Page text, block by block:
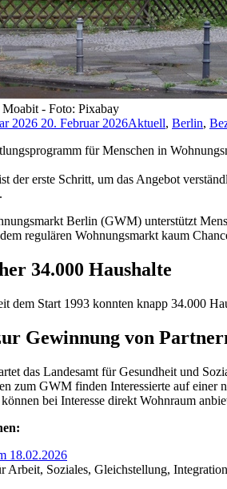
- Foto: Pixabay
2026 20. Februar 2026Aktuell, Berlin,
für Menschen in
der erste Schritt, um das Angebot
Berlin (GWM) unterstützt
regulären Wohnungsmarkt kaum
34.000 Haushalte
dem Start 1993 konnten knapp 34.000
Gewinnung von
das Landesamt für Gesundheit und
zum GWM finden Interessierte auf einer
bei Interesse direkt Wohnraum
18.02.2026
Arbeit, Soziales, Gleichstellung,